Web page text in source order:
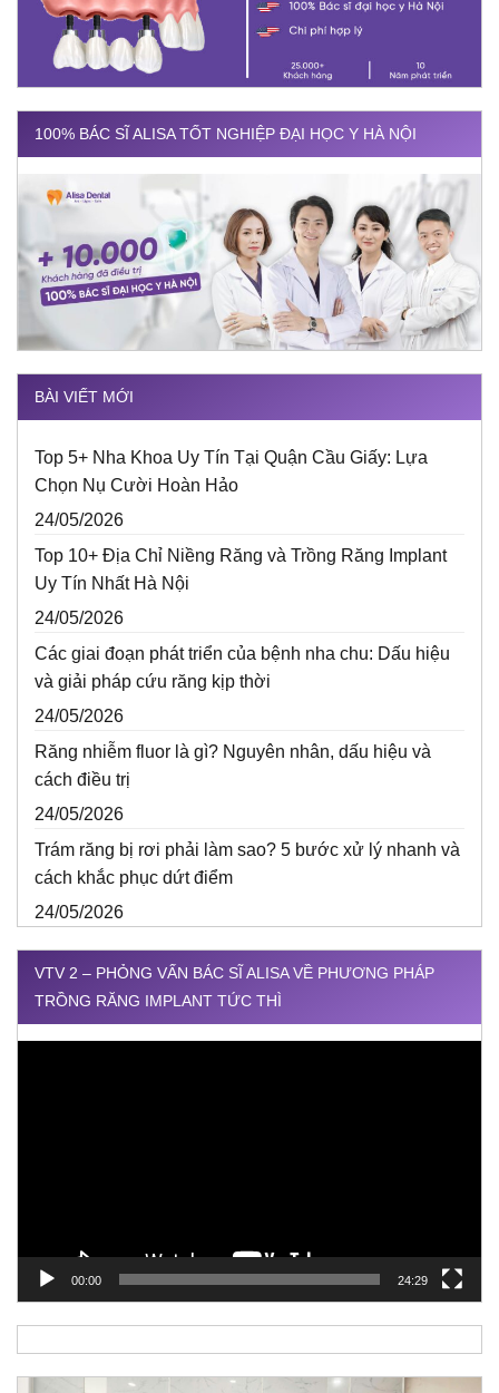
100% BÁC SĨ ALISA TỐT NGHIỆP ĐẠI HỌC Y HÀ NỘI
BÀI VIẾT MỚI
Top 5+ Nha Khoa Uy Tín Tại Quận Cầu Giấy: Lựa
Chọn Nụ Cười Hoàn Hảo
24/05/2026
Top 10+ Địa Chỉ Niềng Răng và Trồng Răng Implant
Uy Tín Nhất Hà Nội
24/05/2026
Các giai đoạn phát triển của bệnh nha chu: Dấu hiệu
và giải pháp cứu răng kịp thời
24/05/2026
Răng nhiễm fluor là gì? Nguyên nhân, dấu hiệu và
cách điều trị
24/05/2026
Trám răng bị rơi phải làm sao? 5 bước xử lý nhanh và
cách khắc phục dứt điểm
24/05/2026
VTV 2 – PHỎNG VẤN BÁC SĨ ALISA VỀ PHƯƠNG PHÁP
TRỒNG RĂNG IMPLANT TỨC THÌ
00:00 24:29